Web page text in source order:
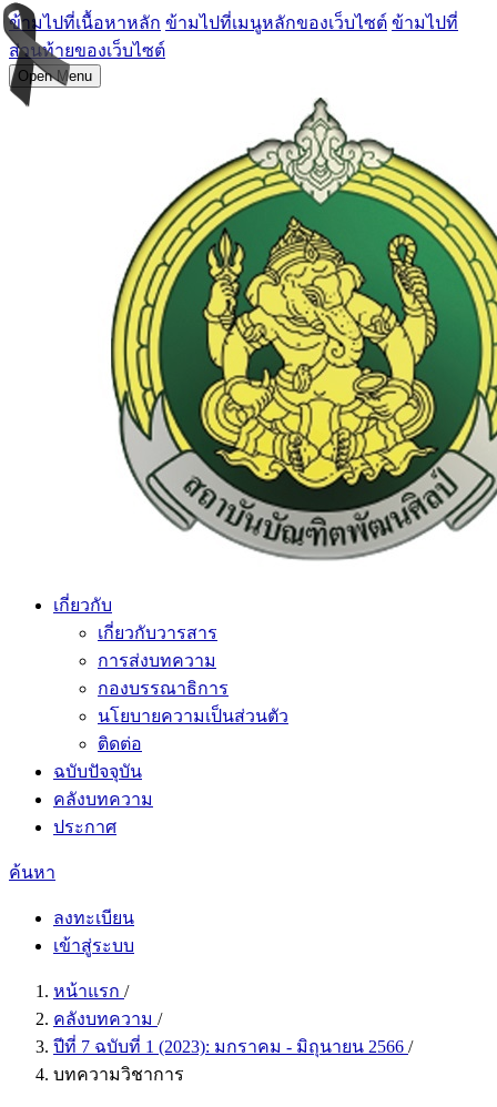
ข้ามไปที่เนื้อหาหลัก ข้ามไปที่เมนูหลักของเว็บไซต์ ข้ามไปที่
ส่วนท้ายของเว็บไซต์
Open Menu
เกี่ยวกับ
เกี่ยวกับวารสาร
การส่งบทความ
กองบรรณาธิการ
นโยบายความเป็นส่วนตัว
ติดต่อ
ฉบับปัจจุบัน
คลังบทความ
ประกาศ
ค้นหา
ลงทะเบียน
เข้าสู่ระบบ
หน้าแรก /
คลังบทความ /
ปีที่ 7 ฉบับที่ 1 (2023): มกราคม - มิถุนายน 2566 /
บทความวิชาการ